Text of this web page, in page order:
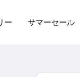
ー サマーセール